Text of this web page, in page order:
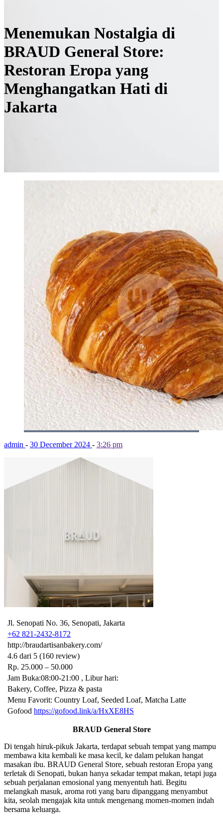
Menemukan Nostalgia di
BRAUD General Store:
Restoran Eropa yang
Menghangatkan Hati di
Jakarta
admin - 30 December 2024 - 3:26 pm
Jl. Senopati No. 36, Senopati, Jakarta
+62 821-2432-8172
http://braudartisanbakery.com/
4.6 dari 5 (160 review)
Rp. 25.000 – 50.000
Jam Buka:08:00-21:00 , Libur hari:
Bakery, Coffee, Pizza & pasta
Menu Favorit: Country Loaf, Seeded Loaf, Matcha Latte
Gofood https://gofood.link/a/HxXE8HS
BRAUD General Store
Di tengah hiruk-pikuk Jakarta, terdapat sebuah tempat yang mampu
membawa kita kembali ke masa kecil, ke dalam pelukan hangat
masakan ibu. BRAUD General Store, sebuah restoran Eropa yang
terletak di Senopati, bukan hanya sekadar tempat makan, tetapi juga
sebuah perjalanan emosional yang menyentuh hati. Begitu
melangkah masuk, aroma roti yang baru dipanggang menyambut
kita, seolah mengajak kita untuk mengenang momen-momen indah
bersama keluarga.